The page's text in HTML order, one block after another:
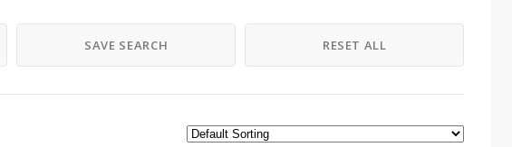
Freelance
Gallery
Hair care Health
Healthy
iMac Jackets
Jeans
Modern
Mountaineering
SAVE SEARCH RESET ALL